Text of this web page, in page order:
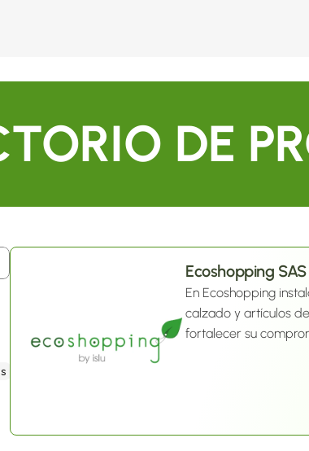
DE
Ecoshopping SAS
En Ecoshopping
calzado y artículos
fortalecer su compromiso
generar impacto
de hogar a través
usada.